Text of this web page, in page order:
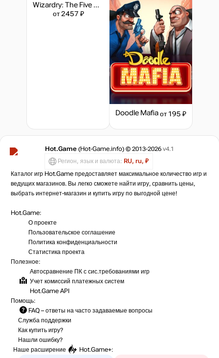
Wizardry: The Five Ordeals - Triple Pack
от 2457 ₽
Doodle Mafiaот 195 ₽
Hot.Game (Hot-Game.info) © 2013-2026 v4.1
Регион, язык и валюта: RU, ru, ₽
Каталог игр Hot.Game предоставляет максимальное количество игр и
ведущих магазинов. Вы легко сможете найти игру, сравнить цены,
выбрать интернет-магазин и купить игру по выгодной цене!
Hot.Game:
О проекте
Пользовательское соглашение
Политика конфиденциальности
Статистика проекта
Полезное:
Автосравнение ПК с сис.требованиями игр
Учет комиссий платежных систем
Hot.Game API
Помощь:
FAQ – ответы на часто задаваемые вопросы
Служба поддержки
Как купить игру?
Нашли ошибку?
Наше расширение
Hot.Game+: